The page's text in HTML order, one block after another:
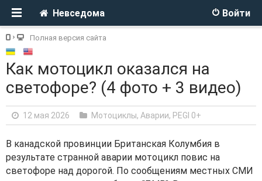
Войти
Невседома
Полная версия сайта
Как мотоцикл оказался на
светофоре? (4 фото + 3 видео)
12 мая 2026 Мотоциклы, Аварии, PEGI 0+
В канадской провинции Британская Колумбия в
результате странной аварии мотоцикл повис на
светофоре над дорогой. По сообщениям местных СМИ